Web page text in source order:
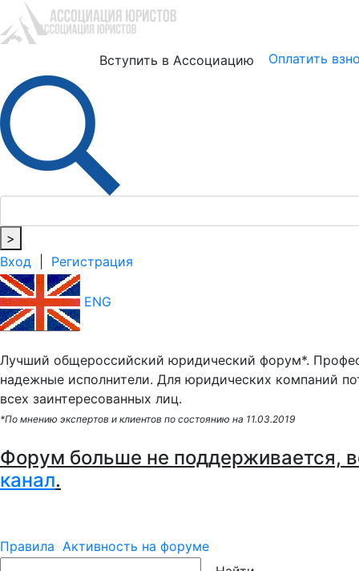
Вступить в Ассоциацию Оплатить
>
Вход
Регистрация
ENG
Лучший общероссийский юридический форум*.
надежные исполнители. Для юридических компаний
всех заинтересованных лиц.
*По мнению экспертов и клиентов по состоянию на 11.03.2019
Форум больше не поддерживается,
канал.
Правила Активность на форуме